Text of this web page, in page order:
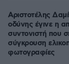
Αριστοτέλης
οδύνης έγινε η
συντονιστή που
σύγκρουση
φωτογραφίες